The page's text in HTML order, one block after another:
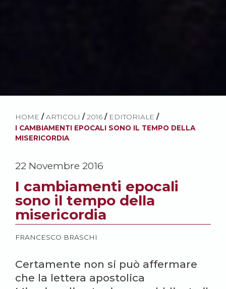
HOME / ARTICOLI / 2016 / EDITORIALE /
I CAMBIAMENTI EPOCALI SONO IL TEMPO DELLA
MISERICORDIA
22 Novembre 2016
I cambiamenti epocali
sono il tempo della
misericordia
FRANCESCO BRASCHI
Certamente non si può affermare
che la lettera apostolica